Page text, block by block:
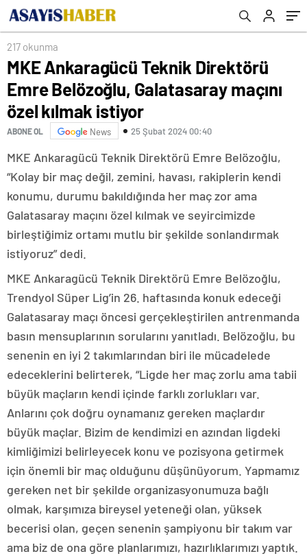
istiyor
217 okunma
MKE Ankaragücü Teknik Direktörü
Emre Belözoğlu, Galatasaray maçını
özel kılmak istiyor
ABONE OL News 25 Şubat 2024 00:40
MKE Ankaragücü Teknik Direktörü Emre Belözoğlu,
“Kolay bir maç değil, zemini, havası, rakiplerin kendi
konumu, durumu bakıldığında her maç zor ama
Galatasaray maçını özel kılmak ve seyircimizde
birleştiğimiz ortamı mutlu bir şekilde sonlandırmak
istiyoruz” dedi.
MKE Ankaragücü Teknik Direktörü Emre Belözoğlu,
Trendyol Süper Lig’in 26. haftasında konuk edeceği
Galatasaray maçı öncesi gerçekleştirilen antrenmanda
basın mensuplarının sorularını yanıtladı. Belözoğlu, bu
senenin en iyi 2 takımlarından biri ile mücadelede
edeceklerini belirterek, “Ligde her maç zorlu ama tabii
büyük maçların kendi içinde farklı zorlukları var.
Anlarını çok doğru oynamanız gereken maçlardır
büyük maçlar. Bizim de kendimizi en azından ligdeki
kimliğimizi belirleyecek konu ve pozisyona getirmek
için önemli bir maç olduğunu düşünüyorum. Yapmamız
gereken net bir şekilde organizasyonumuza bağlı
olmak, karşımıza bireysel yeteneği olan, yüksek
becerisi olan, geçen senenin şampiyonu bir takım var
ama biz de ona göre planlarımızı, hazırlıklarımızı yaptık.